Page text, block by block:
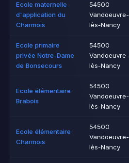
Ecole maternelle
d'application du
Charmois
54500
Vandoeuvre-
lès-Nancy
Ecole primaire
privée Notre-Dame
de Bonsecours
54500
Vandoeuvre-
lès-Nancy
Ecole élémentaire
Brabois
54500
Vandoeuvre-
lès-Nancy
Ecole élémentaire
Charmois
54500
Vandoeuvre-
lès-Nancy